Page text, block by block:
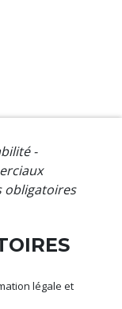
-
obligatoires
légale et